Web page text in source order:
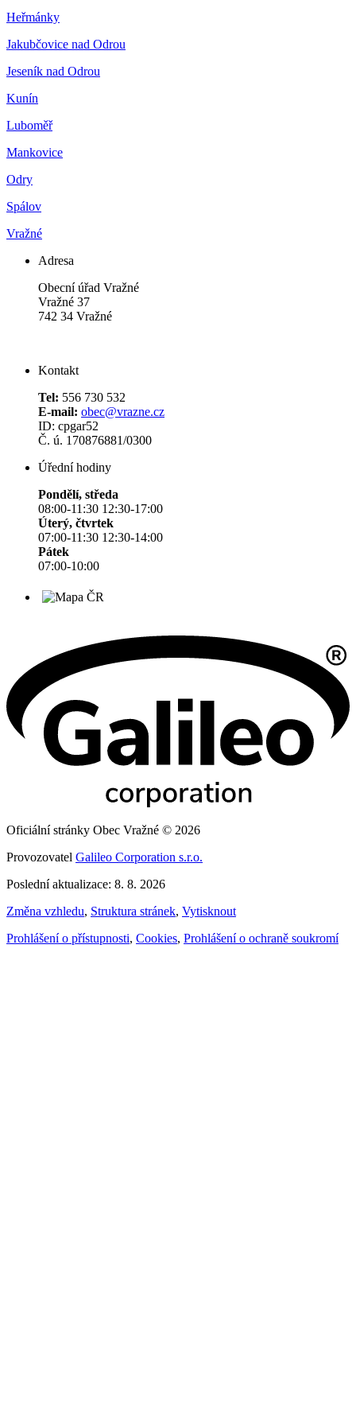
Heřmánky
Jakubčovice nad Odrou
Jeseník nad Odrou
Kunín
Luboměř
Mankovice
Odry
Spálov
Vražné
Adresa
Obecní úřad Vražné
Vražné 37
742 34 Vražné
Kontakt
Tel: 556 730 532
E-mail: obec@vrazne.cz
ID: cpgar52
Č. ú. 170876881/0300
Úřední hodiny
Pondělí, středa
08:00-11:30 12:30-17:00
Úterý, čtvrtek
07:00-11:30 12:30-14:00
Pátek
07:00-10:00
Oficiální stránky Obec Vražné © 2026
Provozovatel Galileo Corporation s.r.o.
Poslední aktualizace: 8. 8. 2026
Změna vzhledu, Struktura stránek, Vytisknout
Prohlášení o přístupnosti, Cookies, Prohlášení o ochraně soukromí